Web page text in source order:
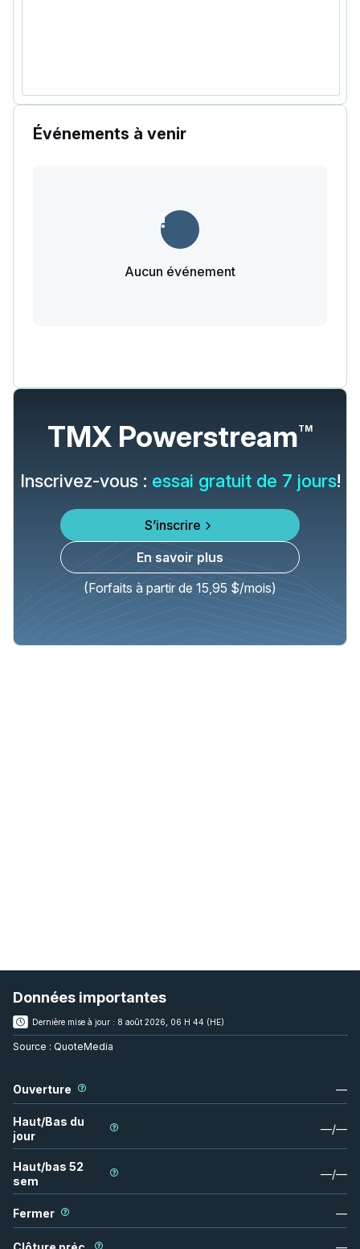
Événements à venir
Aucun événement
TMX PowerstreamTM
Inscrivez-vous : essai gratuit de 7 jours!
S’inscrire
En savoir plus
(Forfaits à partir de 15,95 $/mois)
Données importantes
Dernière mise à jour : 8 août 2026, 06 H 44 (HE)
Source : QuoteMedia
Ouverture —
Haut/Bas du
jour
—/—
Haut/bas 52
sem
—/—
Fermer —